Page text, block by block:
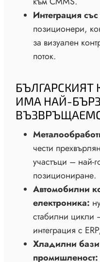
Интеграция
позиционери,
за визуален
поток.
БЪЛГАРСКИЯТ
ИМА НАЙ-
чести
участъци – най-
позициониране.
Автомобилни
електроника:
стабилни цикли
интеграция с
Хладилни бази
промишленост: